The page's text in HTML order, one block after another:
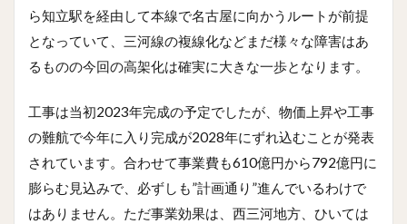
ら知立駅を経由して本線で名古屋に向かうルートが前提
となっていて、三河線の複線化などまだ様々な障害はあ
るものの今回の高架化は確実に大きな一歩となります。
工事は当初2023年完成の予定でしたが、物価上昇や工事
の難航で今年に入り完成が2028年にずれ込むことが発表
されています。合わせて事業費も610億円から792億円に
膨らむ見込みで、必ずしも”計画通り”進んでいるわけで
はありません。ただ事業効果は、西三河地方、ひいては